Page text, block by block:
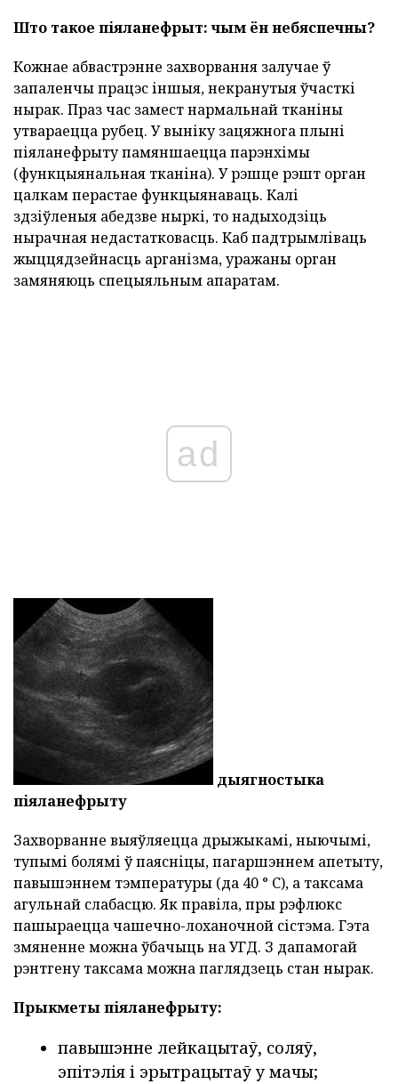
Што такое піяланефрыт: чым ён небяспечны?
Кожнае абвастрэнне захворвання залучае ў
запаленчы працэс іншыя, некранутыя ўчасткі
нырак. Праз час замест нармальнай тканіны
утвараецца рубец. У выніку зацяжнога плыні
піяланефрыту памяншаецца парэнхімы
(функцыянальная тканіна). У рэшце рэшт орган
цалкам перастае функцыянаваць. Калі
здзіўленыя абедзве ныркі, то надыходзіць
нырачная недастатковасць. Каб падтрымліваць
жыццядзейнасць арганізма, уражаны орган
замяняюць спецыяльным апаратам.
ad
дыягностыка
піяланефрыту
Захворванне выяўляецца дрыжыкамі, ныючымі,
тупымі болямі ў паясніцы, пагаршэннем апетыту,
павышэннем тэмпературы (да 40 ° С), а таксама
агульнай слабасцю. Як правіла, пры рэфлюкс
пашыраецца чашечно-лоханочной сістэма. Гэта
змяненне можна ўбачыць на УГД. З дапамогай
рэнтгену таксама можна паглядзець стан нырак.
Прыкметы піяланефрыту:
павышэнне лейкацытаў, соляў,
эпітэлія і эрытрацытаў у мачы;